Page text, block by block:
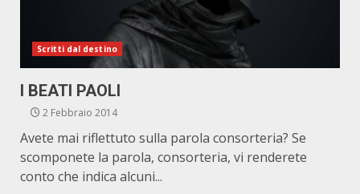
Scritti dal destino
I BEATI PAOLI
2 Febbraio 2014
Avete mai riflettuto sulla parola consorteria? Se
scomponete la parola, consorteria, vi renderete
conto che indica alcuni...